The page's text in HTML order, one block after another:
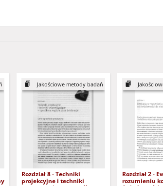
Jakościowe metody badań
Rozdział 8 - Techniki
projekcyjne i techniki
Rozdział 2 -
rozumieniu